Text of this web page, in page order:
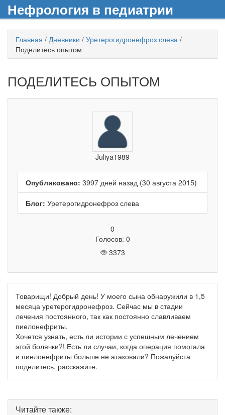
Нефрология в педиатрии
Главная / Дневники / Уретерогидронефроз слева /
Поделитесь опытом
ПОДЕЛИТЕСЬ ОПЫТОМ
Juliya1989
Опубликовано: 3997 дней назад (30 августа 2015)
Блог: Уретерогидронефроз слева
0
Голосов: 0
3373
Товарищи! Добрый день! У моего сына обнаружили в 1,5
месяца уретерогидронефроз. Сейчас мы в стадии
лечения постоянного, так как постоянно славливаем
пиелонефриты.
Хочется узнать, есть ли истории с успешным лечением
этой болячки?! Есть ли случаи, когда операция помогала
и пиелонефриты больше не атаковали? Пожалуйста
поделитесь, расскажите.
Читайте также: